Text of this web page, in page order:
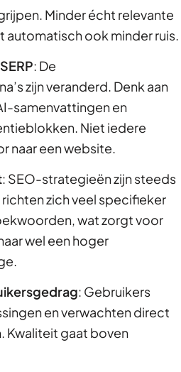
Minder écht relevante
ook minder ruis.
: De
zijn veranderd. Denk aan
samenvattingen en
Niet iedere
naar een website.
: SEO-strategieën zijn steeds
zich veel specifieker
wat zorgt voor
wel een hoger
: Gebruikers
en verwachten direct
Kwaliteit gaat boven